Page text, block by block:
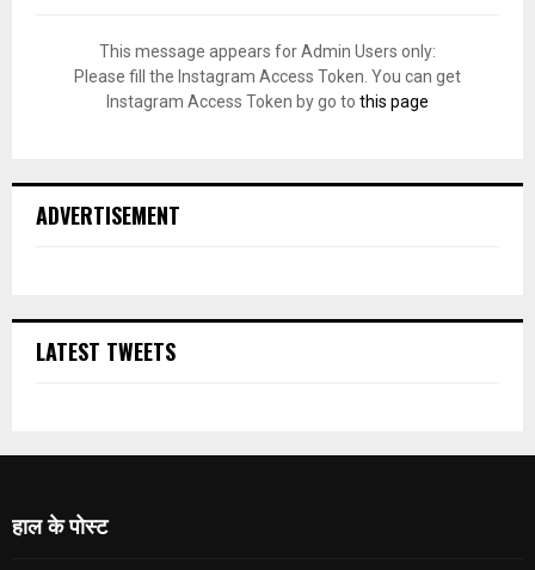
This message appears for Admin Users only:
Please fill the Instagram Access Token. You can get
Instagram Access Token by go to this page
ADVERTISEMENT
LATEST TWEETS
हाल के पोस्ट